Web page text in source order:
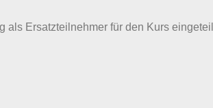
als Ersatzteilnehmer für den Kurs